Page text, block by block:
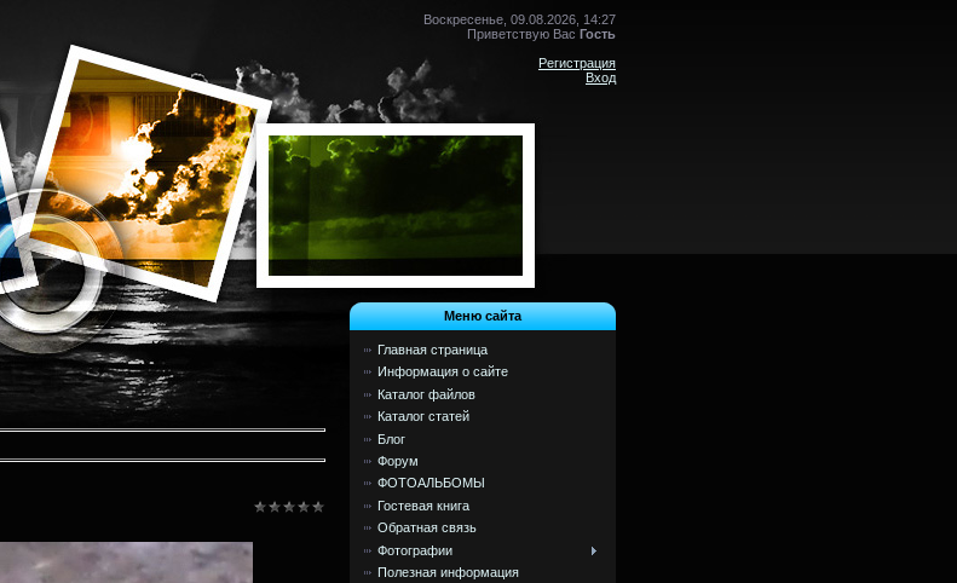
Воскресенье, 09.08.2026, 14:27
Приветствую Вас Гость
Регистрация
Вход
Меню сайта
Главная страница
Информация о сайте
Каталог файлов
Каталог статей
Блог
Форум
ФОТОАЛЬБОМЫ
Гостевая книга
Обратная связь
Фотографии
Полезная информация